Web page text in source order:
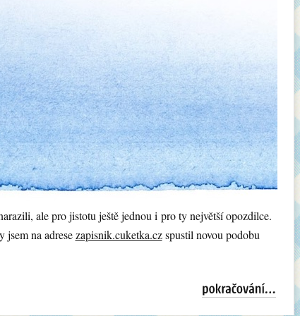
ale pro jistotu ještě jednou i pro ty největší opozdilce.
jsem na adresezapisnik.cuketka.czspustil novou podobu